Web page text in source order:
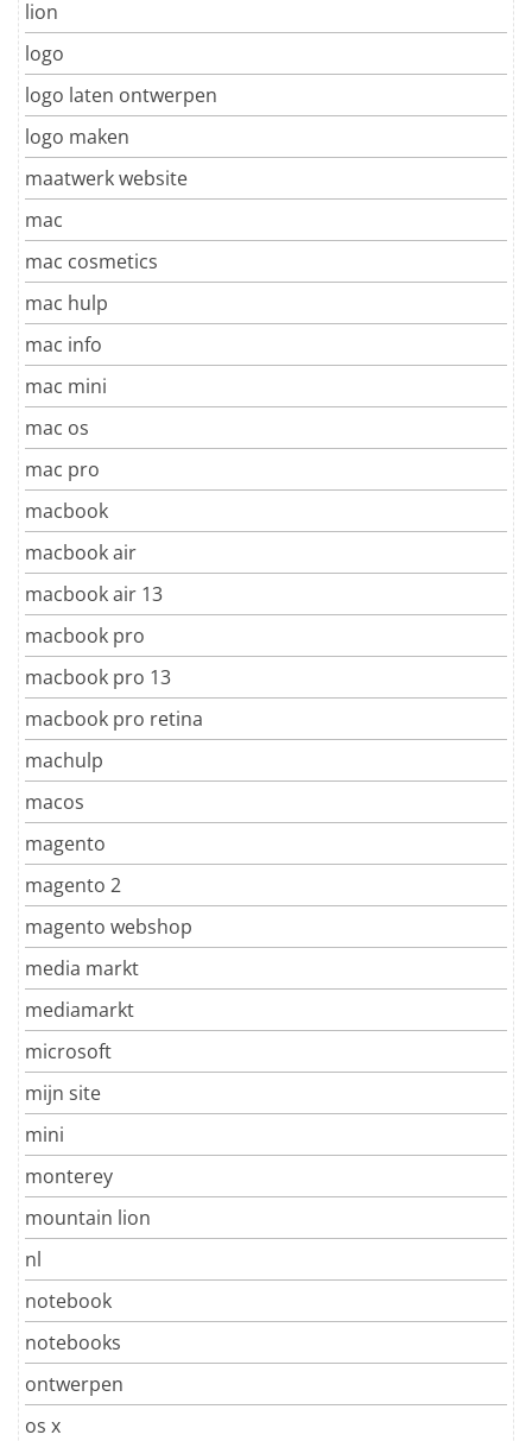
lion
logo
logo laten ontwerpen
logo maken
maatwerk website
mac
mac cosmetics
mac hulp
mac info
mac mini
mac os
mac pro
macbook
macbook air
macbook air 13
macbook pro
macbook pro 13
macbook pro retina
machulp
macos
magento
magento 2
magento webshop
media markt
mediamarkt
microsoft
mijn site
mini
monterey
mountain lion
nl
notebook
notebooks
ontwerpen
os x